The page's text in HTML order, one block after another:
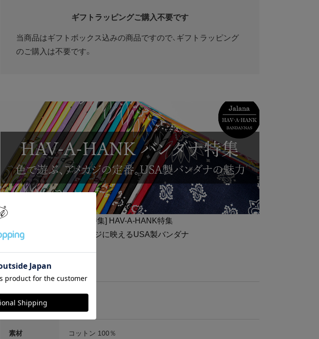
ギフトラッピングご購入不要です
当商品はギフトボックス込みの商品ですので、ギフトラッピング
のご購入は不要です。
[特集] HAV-A-HANK特集
アメカジに映えるUSA製バンダナ
商品スペック
素材 コットン 100％